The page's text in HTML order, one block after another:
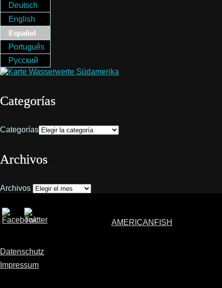
Deutsch
English
Español
Português
Русский
Categorías
Categorías
Archivos
Archivos
AMERICANFISH
Datenschutz
Impressum